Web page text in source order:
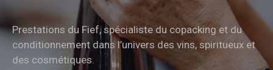
Prestations du Fief, spécialiste du copacking et du
conditionnement dans l’univers des vins, spiritueux et
des cosmétiques.